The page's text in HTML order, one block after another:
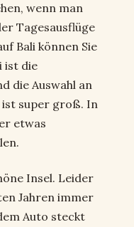
wenn man
Tagesausflüge
Bali können Sie
ist die
die Auswahl an
super groß. In
etwas
Insel. Leider
Jahren immer
Auto steckt